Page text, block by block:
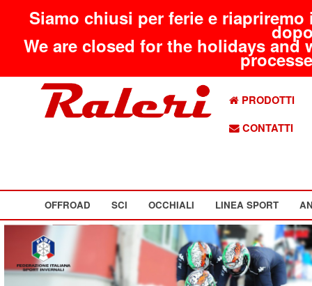
Siamo chiusi per ferie e
We are closed for the holidays
PRODOTTI
CONTATTI
OFFROAD SCI OCCHIALI LINEA SPORT